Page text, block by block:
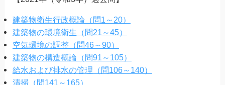
建築物衛生行政概論（問1～20）
建築物の環境衛生（問21～45）
空気環境の調整（問46～90）
建築物の構造概論（問91～105）
給水および排水の管理（問106～140）
清掃（問141～165）